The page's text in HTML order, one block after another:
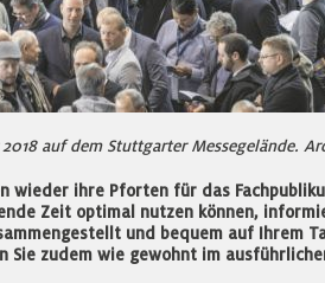
auf dem Stuttgarter Messegelände.
wieder ihre Pforten für das
Zeit optimal nutzen können,
und bequem auf Ihrem
zudem wie gewohnt im